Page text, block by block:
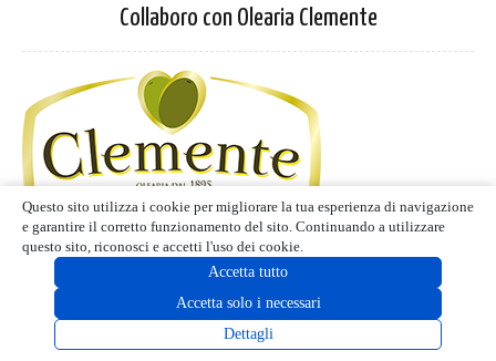
MODALITÀ LETTURA
Collaboro con Olearia Clemente
Privacy Policy-Cookie Policy
Questo sito utilizza i cookie per migliorare la tua esperienza di navigazione
e garantire il corretto funzionamento del sito. Continuando a utilizzare
questo sito, riconosci e accetti l'uso dei cookie.
Accetta tutto
Accetta solo i necessari
Dettagli